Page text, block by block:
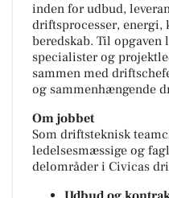
inden for udbud,
driftsprocesser,
beredskab. Til
specialister og
sammen med
og sammenhængende
Om jobbet
Som driftsteknisk
ledelsesmæssige og
delområder i Civicas